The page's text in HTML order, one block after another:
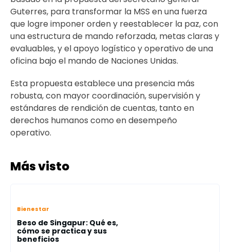
Guterres, para transformar la MSS en una fuerza
que logre imponer orden y reestablecer la paz, con
una estructura de mando reforzada, metas claras y
evaluables, y el apoyo logístico y operativo de una
oficina bajo el mando de Naciones Unidas.
Esta propuesta establece una presencia más
robusta, con mayor coordinación, supervisión y
estándares de rendición de cuentas, tanto en
derechos humanos como en desempeño
operativo.
Más visto
Bienestar
Beso de Singapur: Qué es,
cómo se practica y sus
beneficios